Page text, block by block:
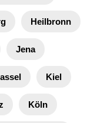
Heilbronn
Jena
Kiel
Köln